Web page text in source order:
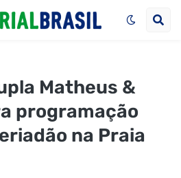
Matheus &
programação
na Praia